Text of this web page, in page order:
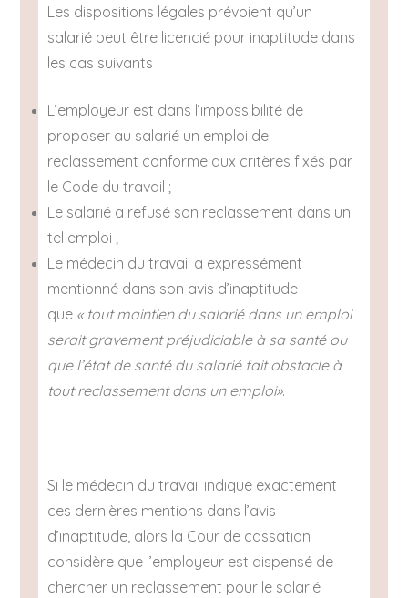
Les dispositions légales prévoient qu’un
salarié peut être licencié pour inaptitude dans
les cas suivants :
L’employeur est dans l’impossibilité de
proposer au salarié un emploi de
reclassement conforme aux critères fixés par
le Code du travail ;
Le salarié a refusé son reclassement dans un
tel emploi ;
Le médecin du travail a expressément
mentionné dans son avis d’inaptitude
que « tout maintien du salarié dans un emploi
serait gravement préjudiciable à sa santé ou
que l’état de santé du salarié fait obstacle à
tout reclassement dans un emploi».
Si le médecin du travail indique exactement
ces dernières mentions dans l’avis
d’inaptitude, alors la Cour de cassation
considère que l’employeur est dispensé de
chercher un reclassement pour le salarié